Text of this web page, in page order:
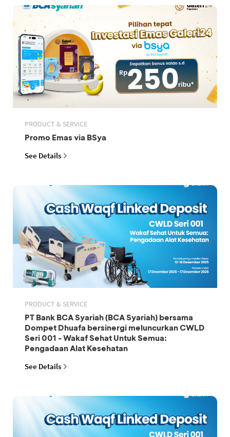
PRODUCT & SERVICE
Promo Emas via BSya
See Details
PRODUCT & SERVICE
PT Bank BCA Syariah (BCA Syariah) bersama
Dompet Dhuafa bersinergi meluncurkan CWLD
Seri 001 - Wakaf Sehat Untuk Semua:
Pengadaan Alat Kesehatan
See Details